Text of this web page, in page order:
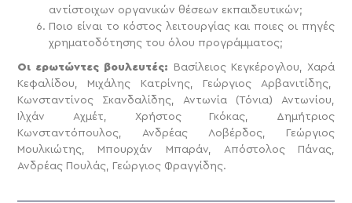
αντίστοιχων οργανικών θέσεων εκπαιδευτικών;
Ποιο είναι το κόστος λειτουργίας και ποιες οι πηγές
χρηματοδότησης του όλου προγράμματος;
Οι ερωτώντες βουλευτές:
Βασίλειος Κεγκέρογλου, Χαρά
Κεφαλίδου, Μιχάλης Κατρίνης, Γεώργιος Αρβανιτίδης,
Κωνσταντίνος Σκανδαλίδης, Αντωνία (Τόνια) Αντωνίου,
Ιλχάν Αχμέτ, Χρήστος Γκόκας, Δημήτριος
Κωνσταντόπουλος, Ανδρέας Λοβέρδος, Γεώργιος
Μουλκιώτης, Μπουρχάν Μπαράν, Απόστολος Πάνας,
Ανδρέας Πουλάς, Γεώργιος Φραγγίδης.